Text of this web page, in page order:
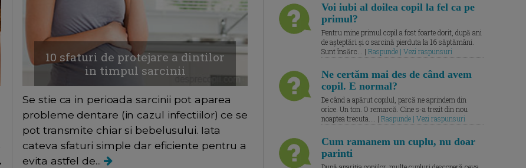
10 sfaturi de protejare a dintilor
in timpul sarcinii
Se stie ca in perioada sarcinii pot aparea
probleme dentare (in cazul infectiilor) ce se
pot transmite chiar si bebelusului. Iata
cateva sfaturi simple dar eficiente pentru a
evita astfel de...
Voi iubi al doilea copil la fel ca pe
primul?
Pentru mine primul copil a fost foarte dorit, după ani
de așteptări și o sarcină pierduta la 16 săptămâni.
Sunt însărc... | Raspunde | Vezi raspunsuri
Ne certăm mai des de când avem
copil. E normal?
De când a apărut copilul, parcă ne aprindem din
orice. Un ton. O remarcă. Cine s-a trezit din nou
noaptea trecuta.... | Raspunde | Vezi raspunsuri
Cum ramanem un cuplu, nu doar
parinti